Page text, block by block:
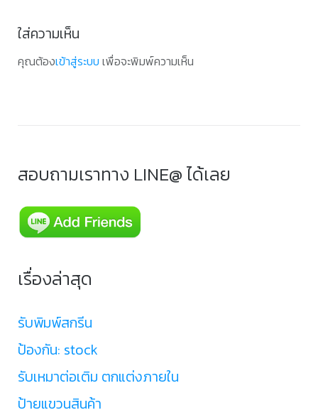
ใส่ความเห็น
คุณต้องเข้าสู่ระบบ เพื่อจะพิมพ์ความเห็น
สอบถามเราทาง LINE@ ได้เลย
เรื่องล่าสุด
รับพิมพ์สกรีน
ป้องกัน: stock
รับเหมาต่อเติม ตกแต่งภายใน
ป้ายแขวนสินค้า